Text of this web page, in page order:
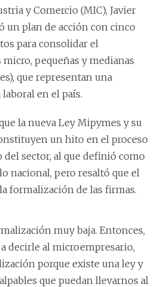
y Comercio (MIC), Javier
un plan de acción con cinco
para consolidar el
pequeñas y medianas
que representan una
en el país.
la nueva Ley Mipymes y su
un hito en el proceso
sector, al que definió como
nacional, pero resaltó que el
formalización de las firmas.
muy baja. Entonces,
decirle al microempresario,
porque existe una ley y
que puedan llevarnos al